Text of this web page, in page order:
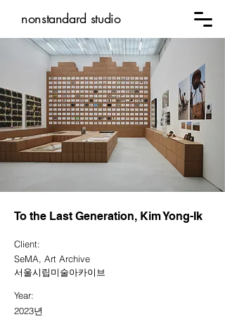
nonstandard studio
To the Last Generation, Kim Yong-Ik
Client:
SeMA, Art Archive
서울시립미술아카이브
Year:
2023년